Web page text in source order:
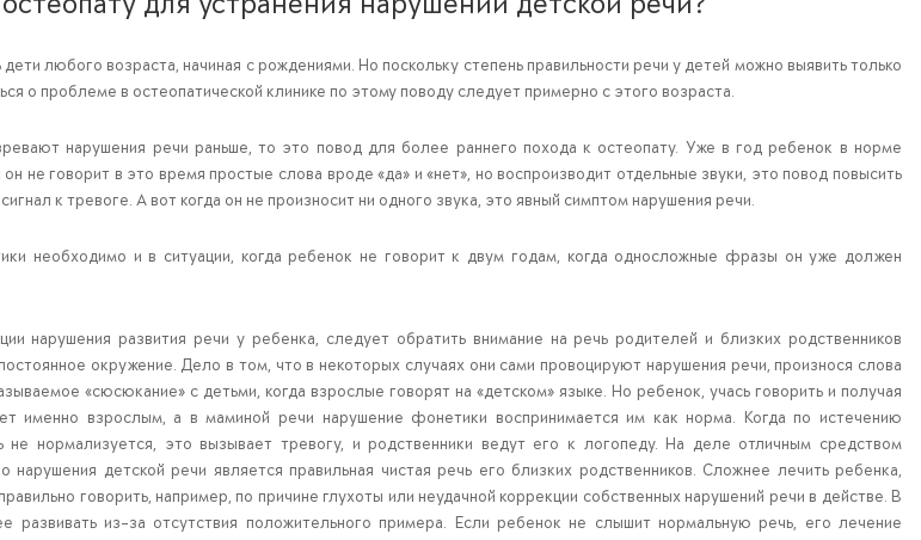
любого возраста, начиная с рождениями. Но поскольку степень правильности речи у детей можно выявить только
о проблеме в остеопатической клинике по этому поводу следует примерно с этого возраста.
нарушения речи раньше, то это повод для более раннего похода к остеопату. Уже в год ребенок в норме
не говорит в это время простые слова вроде «да» и «нет», но воспроизводит отдельные звуки, это повод повысить
к тревоге. А вот когда он не произносит ни одного звука, это явный симптом нарушения речи.
необходимо и в ситуации, когда ребенок не говорит к двум годам, когда односложные фразы он уже должен
нарушения развития речи у ребенка, следует обратить внимание на речь родителей и близких родственников
окружение. Дело в том, что в некоторых случаях они сами провоцируют нарушения речи, произнося слова
«сюсюкание» с детьми, когда взрослые говорят на «детском» языке. Но ребенок, учась говорить и получая
именно взрослым, а в маминой речи нарушение фонетики воспринимается им как норма. Когда по истечению
не нормализуется, это вызывает тревогу, и родственники ведут его к логопеду. На деле отличным средством
нарушения детской речи является правильная чистая речь его близких родственников. Сложнее лечить ребенка,
говорить, например, по причине глухоты или неудачной коррекции собственных нарушений речи в действе. В
развивать из-за отсутствия положительного примера. Если ребенок не слышит нормальную речь, его лечение